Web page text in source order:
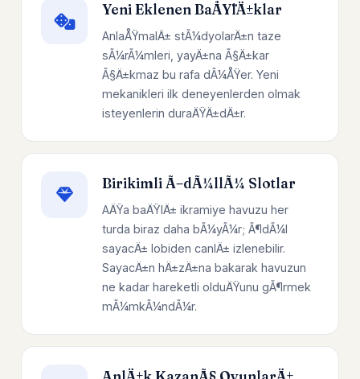
Yeni Eklenen BaÅŸlÄ±klar
AnlaÅŸmalÄ± stÃ¼dyolarÄ±n taze
sÃ¼rÃ¼mleri, yayÄ±na Ã§Ä±kar
Ã§Ä±kmaz bu rafa dÃ¼ÅŸer. Yeni
mekanikleri ilk deneyenlerden olmak
isteyenlerin duraÄŸÄ±dÄ±r.
Birikimli Ã–dÃ¼llÃ¼ Slotlar
AÄŸa baÄŸlÄ± ikramiye havuzu her
turda biraz daha bÃ¼yÃ¼r; Ã¶dÃ¼l
sayacÄ± lobiden canlÄ± izlenebilir.
SayacÄ±n hÄ±zÄ±na bakarak havuzun
ne kadar hareketli olduÄŸunu gÃ¶rmek
mÃ¼mkÃ¼ndÃ¼r.